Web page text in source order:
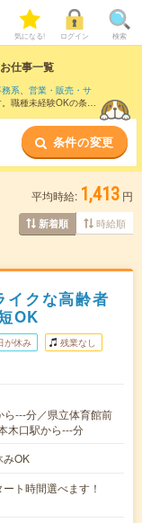
気になる! ログイン 検索
仕事一覧
系、 営業・販売・サ
職種未経験OKの条件
条件の変更
平均時給: 1,413 円
新着順 時給順
イクな高齢者
OK
が休み 残業なし
---分／県立体育館前
木口駅から---分
OK
ト時間選べます！